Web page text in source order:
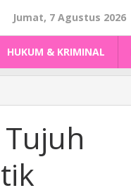
Jumat, 7 Agustus 2026
HUKUM & KRIMINAL